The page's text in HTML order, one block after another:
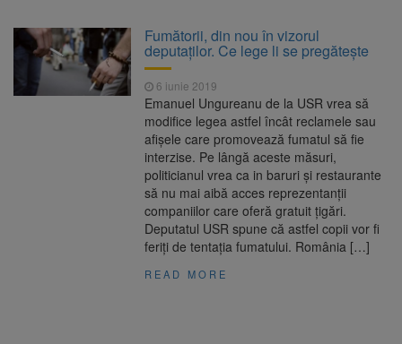
Fumătorii, din nou în vizorul
deputaților. Ce lege li se pregătește
6 iunie 2019
Emanuel Ungureanu de la USR vrea să
modifice legea astfel încât reclamele sau
afişele care promovează fumatul să fie
interzise. Pe lângă aceste măsuri,
politicianul vrea ca in baruri şi restaurante
să nu mai aibă acces reprezentanţii
companiilor care oferă gratuit ţigări.
Deputatul USR spune că astfel copii vor fi
feriți de tentaţia fumatului. România […]
READ MORE